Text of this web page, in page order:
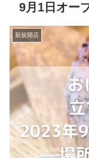
9月1日オー
新規開店